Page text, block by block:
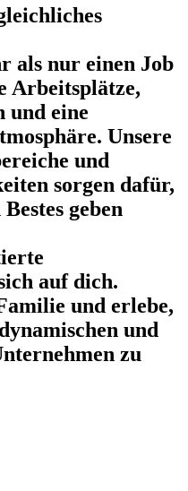
als nur einen Job
Arbeitsplätze,
eine
Unsere
und
sorgen dafür,
geben
auf dich.
und erlebe,
und
zu